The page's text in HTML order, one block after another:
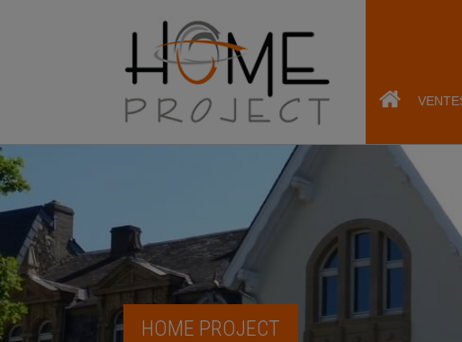
HOME PROJECT